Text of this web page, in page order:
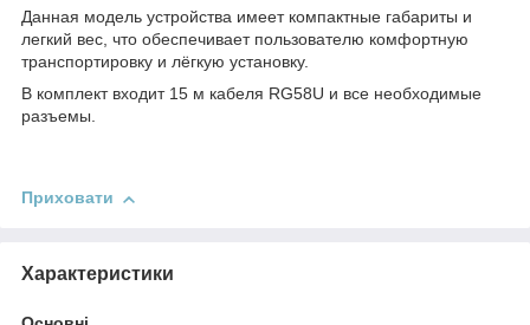
Данная модель устройства имеет компактные габариты и
легкий вес, что обеспечивает пользователю комфортную
транспортировку и лёгкую установку.
В комплект входит 15 м кабеля RG58U и все необходимые
разъемы.
Приховати
Характеристики